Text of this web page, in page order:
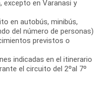
excepto en Varanasi y
en autobús, minibús,
del número de personas)
previstos o
indicadas en el itinerario
el circuito del 2ºal 7º